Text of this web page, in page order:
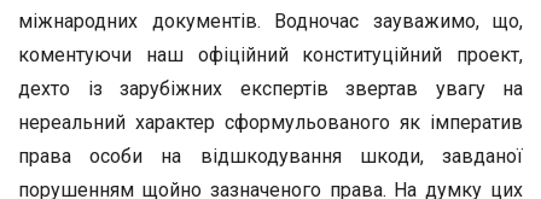
міжнародних документів. Водночас зауважимо, що,
коментуючи наш офіційний конституційний проект,
дехто із зарубіжних експертів звертав увагу на
нереальний характер сформульованого як імператив
права особи на відшкодування шкоди, завданої
порушенням щойно зазначеного права. На думку цих